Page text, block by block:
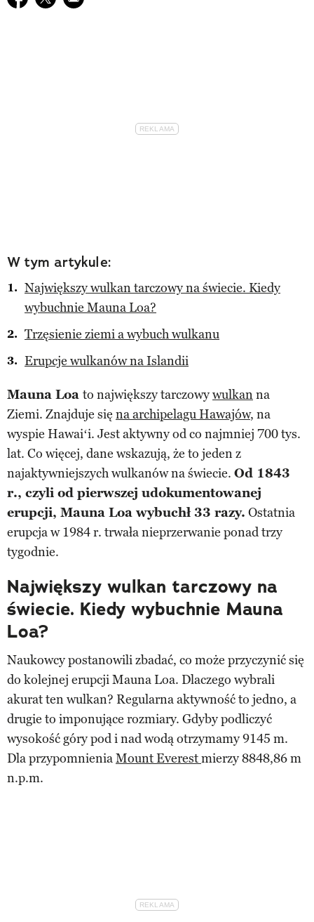
W tym artykule:
Największy wulkan tarczowy na świecie. Kiedy
wybuchnie Mauna Loa?
Trzęsienie ziemi a wybuch wulkanu
Erupcje wulkanów na Islandii
Mauna Loa to największy tarczowywulkanna
Ziemi. Znajduje się na archipelagu Hawajów, na
wyspie Hawaiʻi. Jest aktywny od co najmniej 700 tys.
lat. Co więcej, dane wskazują, że to jeden z
najaktywniejszych wulkanów na świecie. Od 1843
r., czyli od pierwszej udokumentowanej
erupcji, Mauna Loa wybuchł 33 razy. Ostatnia
erupcja w 1984 r. trwała nieprzerwanie ponad trzy
tygodnie.
Największy wulkan tarczowy na
świecie. Kiedy wybuchnie Mauna
Loa?
Naukowcy postanowili zbadać, co może przyczynić się
do kolejnej erupcji Mauna Loa. Dlaczego wybrali
akurat ten wulkan? Regularna aktywność to jedno, a
drugie to imponujące rozmiary. Gdyby podliczyć
wysokość góry pod i nad wodą otrzymamy 9145 m.
Dla przypomnieniaMount Everestmierzy 8848,86 m
n.p.m.